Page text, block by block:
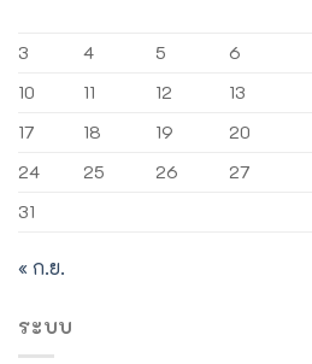
3
4 5 6
10
11 12 13
17
18 19 20
24
25 26 27
31
« ก.ย.
ระบบ